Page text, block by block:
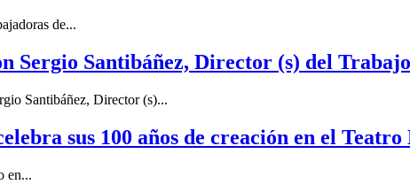
de...
Sergio Santibáñez, Director (s) del
Santibáñez, Director (s)...
sus 100 años de creación en el
en...